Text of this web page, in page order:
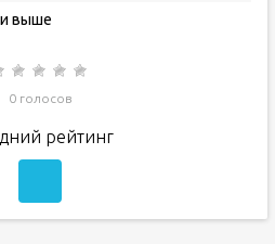
и выше
0 голосов
рейтинг